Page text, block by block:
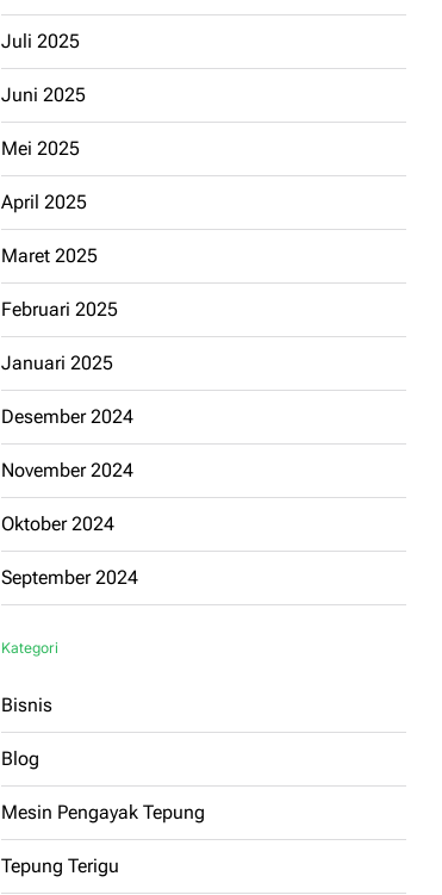
Juli 2025
Juni 2025
Mei 2025
April 2025
Maret 2025
Februari 2025
Januari 2025
Desember 2024
November 2024
Oktober 2024
September 2024
Kategori
Bisnis
Blog
Mesin Pengayak Tepung
Tepung Terigu